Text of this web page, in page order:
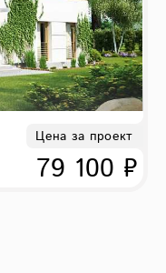
Цена за проект
79 100 ₽